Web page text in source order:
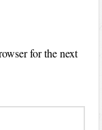
for the next